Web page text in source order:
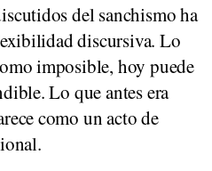
del sanchismo ha
discursiva. Lo
imposible, hoy puede
Lo que antes era
como un acto de